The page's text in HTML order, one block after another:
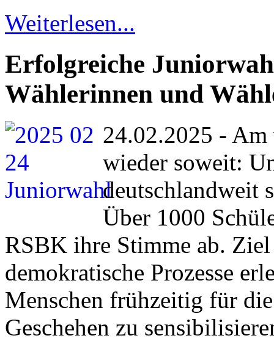
Weiterlesen...
Erfolgreiche
Wählerinnen und
24.02.2025 - Am
wieder soweit:
deutschlandweit
Über 1000
RSBK ihre Stimme ab. Ziel
demokratische Prozesse
Menschen frühzeitig für
Geschehen zu